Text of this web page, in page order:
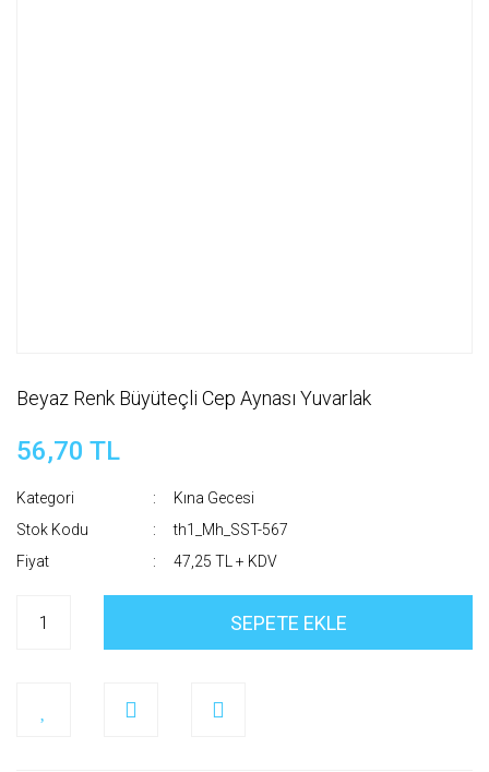
Beyaz Renk Büyüteçli Cep Aynası Yuvarlak
56,70 TL
Kategori
Kına Gecesi
Stok Kodu
th1_Mh_SST-567
Fiyat
47,25 TL + KDV
SEPETE EKLE